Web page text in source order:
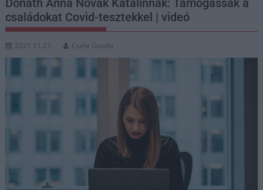
Donáth Anna Novák Katalinnak: Támogassák a
családokat Covid-tesztekkel | videó
2021.11.23. Csele Gizella